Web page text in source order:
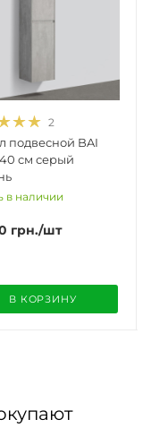
2
подвесной BAI
cм серый
в наличии
грн./шт
В КОРЗИНУ